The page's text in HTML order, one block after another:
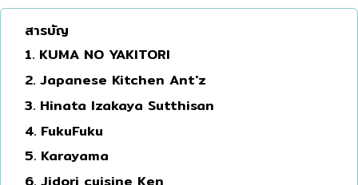
โอโคโนมิยากิ/เทปปันยากิ
ด้ง (ข้าวหน้าต่างๆ)
บุฟเฟต์
มิชลิน
สเต็ก
ของทอดเสียบไม้
บางนา
อุดมสุข
ศรีราชา
ไอคอนสยาม
เซ็นทรัลเวิลด์
สารบัญ
1. KUMA NO YAKITORI
2. Japanese Kitchen Ant'z
3. Hinata Izakaya Sutthisan
4. FukuFuku
5. Karayama